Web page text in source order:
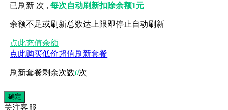
已刷新 次 ,每次自动刷新扣除余额1元
余额不足或刷新总数达上限即停止自动刷新
点此充值余额
点此购买低价超值刷新套餐
刷新套餐剩余次数0次
关注客服